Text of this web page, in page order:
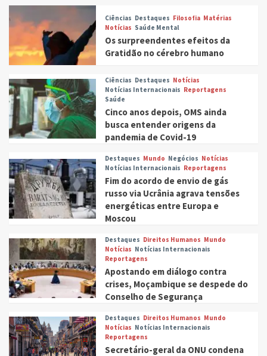
Ciências Destaques Filosofia Matérias
Notícias Saúde Mental
Os surpreendentes efeitos da
Gratidão no cérebro humano
Ciências Destaques Notícias
Notícias Internacionais Reportagens
Saúde
Cinco anos depois, OMS ainda
busca entender origens da
pandemia de Covid-19
Destaques Mundo Negócios Notícias
Notícias Internacionais Reportagens
Fim do acordo de envio de gás
russo via Ucrânia agrava tensões
energéticas entre Europa e
Moscou
Destaques Direitos Humanos Mundo
Notícias Notícias Internacionais
Reportagens
Apostando em diálogo contra
crises, Moçambique se despede do
Conselho de Segurança
Destaques Direitos Humanos Mundo
Notícias Notícias Internacionais
Reportagens
Secretário-geral da ONU condena